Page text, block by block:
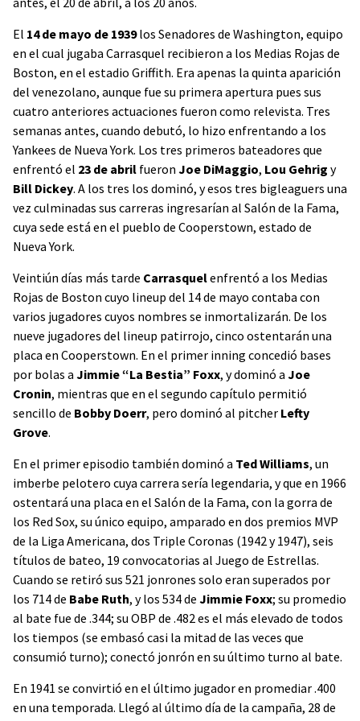
El 14 de mayo de 1939los Senadores de Washington, equipo
en el cual jugaba Carrasquel recibieron a los Medias Rojas de
Boston, en el estadio Griffith. Era apenas la quinta aparición
del venezolano, aunque fue su primera apertura pues sus
cuatro anteriores actuaciones fueron como relevista. Tres
semanas antes, cuando debutó, lo hizo enfrentando a los
Yankees de Nueva York. Los tres primeros bateadores que
enfrentó el 23 de abril fueron Joe DiMaggio, Lou Gehrig y
Bill Dickey. A los tres los dominó, y esos tres bigleaguers una
vez culminadas sus carreras ingresarían al Salón de la Fama,
cuya sede está en el pueblo de Cooperstown, estado de
Nueva York.
Veintiún días más tarde Carrasquelenfrentó a los Medias
Rojas de Boston cuyo lineup del 14 de mayo contaba con
varios jugadores cuyos nombres se inmortalizarán. De los
nueve jugadores del lineup patirrojo, cinco ostentarán una
placa en Cooperstown. En el primer inning concedió bases
por bolas a Jimmie “La Bestia” Foxx, y dominó a Joe
Cronin, mientras que en el segundo capítulo permitió
sencillo de Bobby Doerr, pero dominó al pitcher Lefty
Grove.
En el primer episodio también dominó a Ted Williams, un
imberbe pelotero cuya carrera sería legendaria, y que en 1966
ostentará una placa en el Salón de la Fama, con la gorra de
los Red Sox, su único equipo, amparado en dos premios MVP
de la Liga Americana, dos Triple Coronas (1942 y 1947), seis
títulos de bateo, 19 convocatorias al Juego de Estrellas.
Cuando se retiró sus 521 jonrones solo eran superados por
los 714 de Babe Ruth, y los 534 de Jimmie Foxx; su promedio
al bate fue de .344; su OBP de .482 es el más elevado de todos
los tiempos (se embasó casi la mitad de las veces que
consumió turno); conectó jonrón en su último turno al bate.
En 1941 se convirtió en el último jugador en promediar .400
en una temporada. Llegó al último día de la campaña, 28 de